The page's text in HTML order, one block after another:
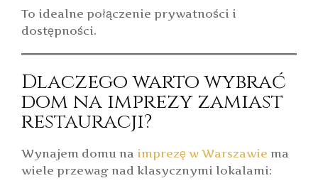
To idealne połączenie prywatności i
dostępności.
Dlaczego warto wybrać
dom na imprezy zamiast
restauracji?
Wynajem domu na imprezę w Warszawie ma
wiele przewag nad klasycznymi lokalami: